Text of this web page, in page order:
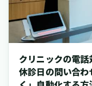
ば、宝の持ち腐れにな
が発生したら、どう対
は、誰がどのように行
ときは、どうやって調
ルを決めておくことで
する複雑な技術の話や
クリニックの電話
休診日の問い合